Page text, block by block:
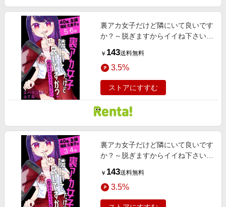
裏アカ女子だけど隣にいて良いです
か？～脱ぎますからイイね下さい～
子編 第5・6話
￥ 143送料無料
3.5%
ストアにすすむ
裏アカ女子だけど隣にいて良いです
か？～脱ぎますからイイね下さい～
子編 第3・4話
￥ 143送料無料
3.5%